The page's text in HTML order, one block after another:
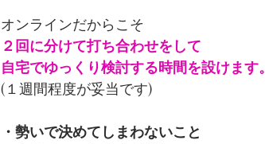
オンラインだからこそ
２回に分けて打ち合わせをして
自宅でゆっくり検討する時間を設けます。
(１週間程度が妥当です)
・勢いで決めてしまわないこと